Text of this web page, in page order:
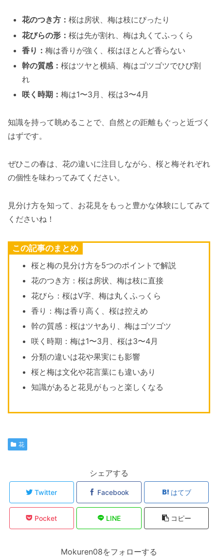
花のつき方：桜は房状、梅は枝にぴったり
花びらの形：桜は先が割れ、梅は丸くてふっくら
香り：梅は香りが強く、桜はほとんど香らない
幹の質感：桜はツヤと横縞、梅はゴツゴツでひび割
れ
咲く時期：梅は1〜3月、桜は3〜4月
知識を持って眺めることで、自然との距離もぐっと近づく
はずです。
ぜひこの春は、花の違いに注目しながら、桜と梅それぞれ
の個性を味わってみてください。
見分け方を知って、お花見をもっと豊かな体験にしてみて
くださいね！
この記事のまとめ
桜と梅の見分け方を5つのポイントで解説
花のつき方：桜は房状、梅は枝に直接
花びら：桜はV字、梅は丸くふっくら
香り：梅は香り高く、桜は控えめ
幹の質感：桜はツヤあり、梅はゴツゴツ
咲く時期：梅は1〜3月、桜は3〜4月
分類の違いは花や果実にも影響
桜と梅は文化や花言葉にも違いあり
知識があると花見がもっと楽しくなる
花
シェアする
Twitter Facebook はてブ
Pocket LINE コピー
Mokuren08をフォローする